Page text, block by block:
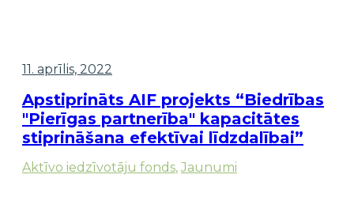
11. aprīlis, 2022
Apstiprināts AIF projekts “Biedrības
"Pierīgas partnerība" kapacitātes
stiprināšana efektīvai līdzdalībai”
Aktīvo iedzīvotāju fonds, Jaunumi